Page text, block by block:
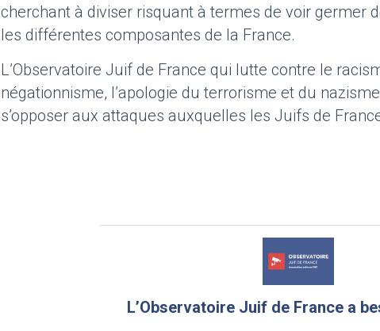
cherchant à diviser risquant à termes de voir germer
les différentes composantes de la France.
L’Observatoire Juif de France qui lutte contre le
négationnisme, l’apologie du terrorisme et du
s’opposer aux attaques auxquelles les Juifs de
L’Observatoire Juif de France a